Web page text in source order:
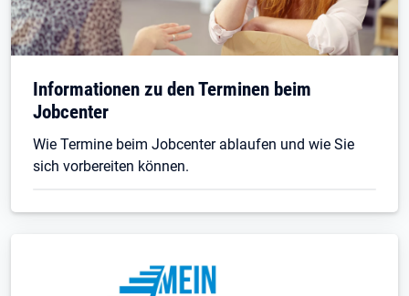
Informationen zu den Terminen beim
Jobcenter
Wie Termine beim Jobcenter ablaufen und wie Sie
sich vorbereiten können.